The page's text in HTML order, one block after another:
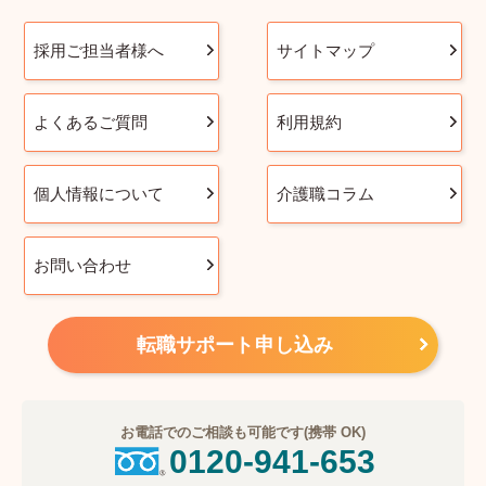
採用ご担当者様へ サイトマップ
よくあるご質問 利用規約
個人情報について 介護職コラム
お問い合わせ
転職サポート申し込み
お電話でのご相談も可能です(携帯 OK)
0120-941-653